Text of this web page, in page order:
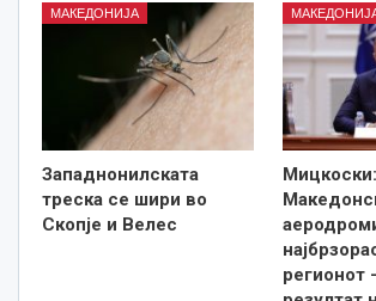
МАКЕДОНИЈА
Западнонилската
треска се шири во
Скопје и Велес
Мицкоски:
регионот